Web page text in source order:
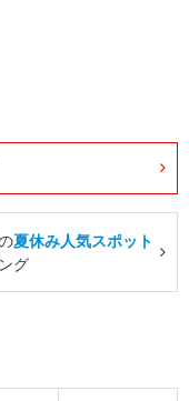
夏休み人気スポット
グ